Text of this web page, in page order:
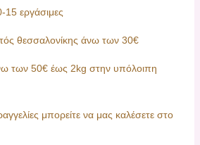
εργάσιμες
θεσσαλονίκης άνω των 30€
των 50€ έως 2kg στην υπόλοιπη
μπορείτε να μας καλέσετε στο